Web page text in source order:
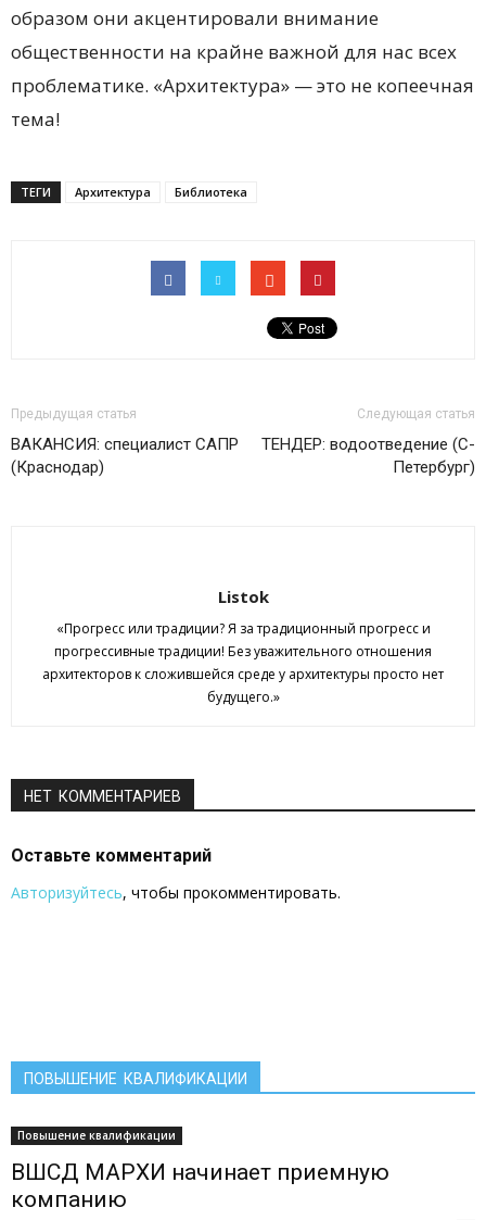
образом они акцентировали внимание
общественности на крайне важной для нас всех
проблематике. «Архитектура» — это не копеечная
тема!
ТЕГИ Архитектура Библиотека
Предыдущая статья
ВАКАНСИЯ: специалист САПР
(Краснодар)
Следующая статья
ТЕНДЕР: водоотведение (С-
Петербург)
Listok
«Прогресс или традиции? Я за традиционный прогресс и
прогрессивные традиции! Без уважительного отношения
архитекторов к сложившейся среде у архитектуры просто нет
будущего.»
НЕТ КОММЕНТАРИЕВ
Оставьте комментарий
Авторизуйтесь, чтобы прокомментировать.
ПОВЫШЕНИЕ КВАЛИФИКАЦИИ
Повышение квалификации
ВШСД МАРХИ начинает приемную
компанию